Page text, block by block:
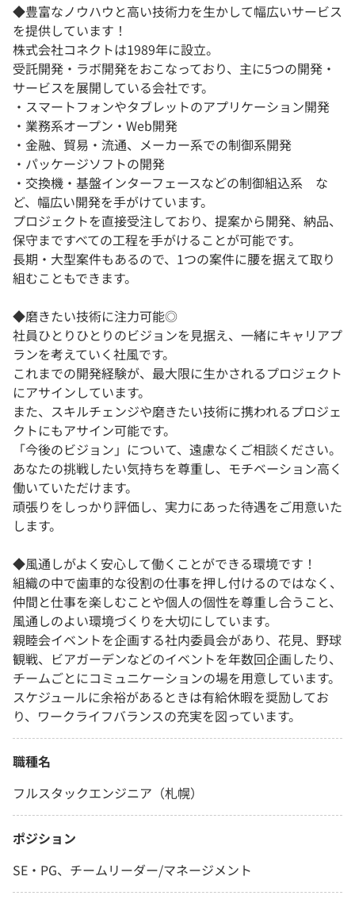
◆豊富なノウハウと高い技術力を生かして幅広いサービス
を提供しています！
株式会社コネクトは1989年に設立。
受託開発・ラボ開発をおこなっており、主に5つの開発・
サービスを展開している会社です。
・スマートフォンやタブレットのアプリケーション開発
・業務系オープン・Web開発
・金融、貿易・流通、メーカー系での制御系開発
・パッケージソフトの開発
・交換機・基盤インターフェースなどの制御組込系 な
ど、幅広い開発を手がけています。
プロジェクトを直接受注しており、提案から開発、納品、
保守まですべての工程を手がけることが可能です。
長期・大型案件もあるので、1つの案件に腰を据えて取り
組むこともできます。
◆磨きたい技術に注力可能◎
社員ひとりひとりのビジョンを見据え、一緒にキャリアプ
ランを考えていく社風です。
これまでの開発経験が、最大限に生かされるプロジェクト
にアサインしています。
また、スキルチェンジや磨きたい技術に携われるプロジェ
クトにもアサイン可能です。
「今後のビジョン」について、遠慮なくご相談ください。
あなたの挑戦したい気持ちを尊重し、モチベーション高く
働いていただけます。
頑張りをしっかり評価し、実力にあった待遇をご用意いた
します。
◆風通しがよく安心して働くことができる環境です！
組織の中で歯車的な役割の仕事を押し付けるのではなく、
仲間と仕事を楽しむことや個人の個性を尊重し合うこと、
風通しのよい環境づくりを大切にしています。
親睦会イベントを企画する社内委員会があり、花見、野球
観戦、ビアガーデンなどのイベントを年数回企画したり、
チームごとにコミュニケーションの場を用意しています。
スケジュールに余裕があるときは有給休暇を奨励してお
り、ワークライフバランスの充実を図っています。
職種名
フルスタックエンジニア（札幌）
ポジション
SE・PG、チームリーダー/マネージメント